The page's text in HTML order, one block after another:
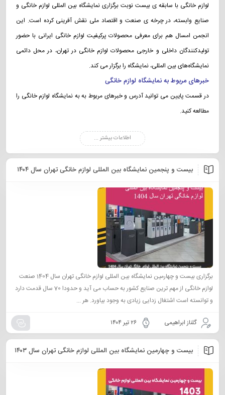
لوازم خانگی با سابقه ی بیست نوبت برگزاری نمایشگاه بین المللی لوازم خانگی و
صنایع وابسته، در چرخه ی صنعت و اقتصاد ملی نقش آفرینی کرده است. این
انجمن امسال هم برای معرفی محصولات پرکيفيت لوازم خانگی ايرانی با حضور
توليدکنندگان داخلی و خارجی محصولات لوازم خانگی در تهران، در محل دائمی
نمايشگاه‌های بين المللی، نمایشگاه را برگزار می کند.
خبرهای مربوط به نمایشگاه لوازم خانگی
در قسمت پایین می توانید آدرس و خبرهای مربوط به به نمایشگاه لوازم خانگی را
مطالعه کنید.
اطلاعات بیشتر ...
بیست و پنجمین نمایشگاه بین المللی لوازم خانگی تهران سال ۱۴۰۴
برگزاری بیست و چهارمین نمایشگاه بین المللی لوازم خانگی تهران سال 1404 صنعت
لوازم خانگی از مهم ترین صنایع کشور به حساب می آید و حدودا 70 سال قدمت دارد
و توانسته است اشتغال زدایی زیادی به وجود بیاورد. هر ...
گلناز ابراهیمی ۲۶ تیر ۱۴۰۴
بیست و چهارمین نمایشگاه بین المللی لوازم خانگی تهران سال ۱۴۰۳